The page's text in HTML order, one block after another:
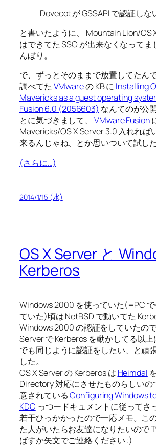
Dovecot が GSSAPI で認証しな
と書いたように、 Mountain Lion/OS
はできてた SSO が出来なくなってま
んぼり。
で、ずっとそのままで放置してたん
調べてた VMwareの KB に Installing
Mavericks as a guest operating
Fusion 6.0 (2056603) なんてのが公
とに気づきまして、 VMware Fusion
Mavericks/OS X Server 3.0 入れれば
来るんじゃね、とか思いついて試した
(さらに…)
2014/1/15 (水)
OS X Server と
Kerberos
Windows 2000 を使っていた(=PC
ていた)頃は NetBSD で動いてた
Windows 2000 の認証をしていたの
Server で Kerberos を動かしてる以
でも同じように認証をしたい、と頑
した。
OS X Server の Kerberos は Heimdal
Directory 対応にさせたものらしいの
意されているConfiguring Windows
KDC っつードキュメントに従ってさ
若干ひっかかったので一応メモ。こ
た人がいたらお友達になりたいので
ばすか矢文でご連絡ください :)